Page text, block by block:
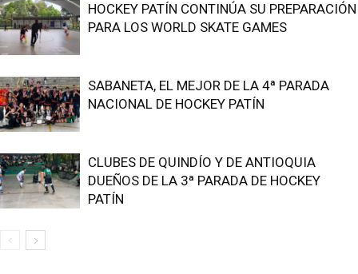
HOCKEY PATÍN CONTINÚA SU PREPARACIÓN
PARA LOS WORLD SKATE GAMES
SABANETA, EL MEJOR DE LA 4ª PARADA
NACIONAL DE HOCKEY PATÍN
CLUBES DE QUINDÍO Y DE ANTIOQUIA
DUEÑOS DE LA 3ª PARADA DE HOCKEY
PATÍN